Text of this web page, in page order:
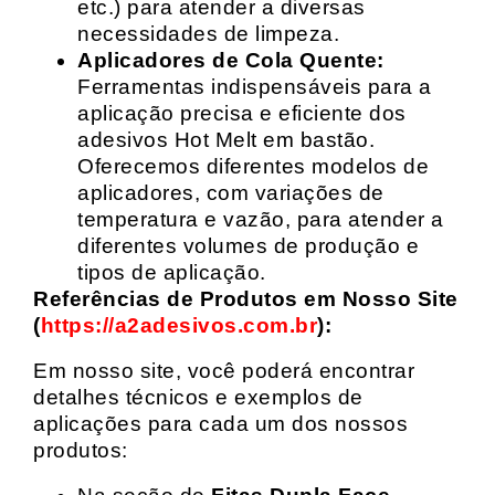
etc.) para atender a diversas
necessidades de limpeza.
Aplicadores de Cola Quente:
Ferramentas indispensáveis para a
aplicação precisa e eficiente dos
adesivos Hot Melt em bastão.
Oferecemos diferentes modelos de
aplicadores, com variações de
temperatura e vazão, para atender a
diferentes volumes de produção e
tipos de aplicação.
Referências de Produtos em Nosso Site
(https://a2adesivos.com.br):
Em nosso site, você poderá encontrar
detalhes técnicos e exemplos de
aplicações para cada um dos nossos
produtos: